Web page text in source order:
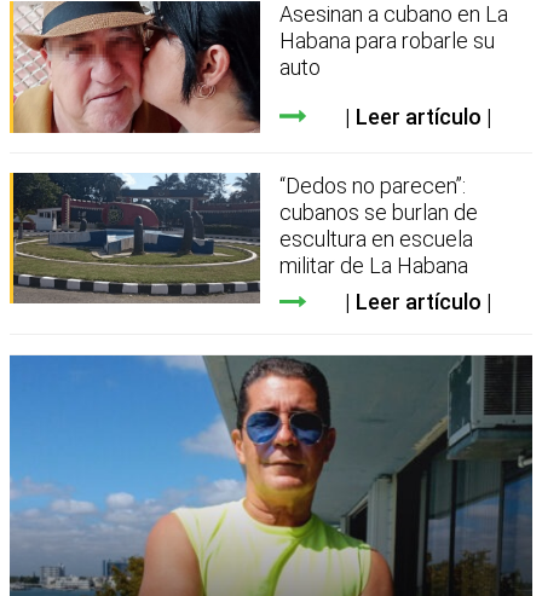
Asesinan a cubano en La
Habana para robarle su
auto
Leer artículo
“Dedos no parecen”:
cubanos se burlan de
escultura en escuela
militar de La Habana
Leer artículo